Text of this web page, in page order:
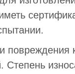
повреждения
Степень